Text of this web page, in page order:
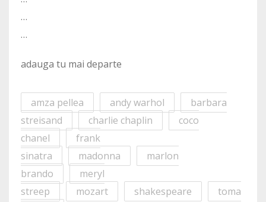
…
…
adauga tu mai departe
amza pellea andy warhol
barbara
streisand
charlie chaplin
coco
chanel
frank
sinatra
madonna
marlon
brando
meryl
streep
mozart shakespeare
toma